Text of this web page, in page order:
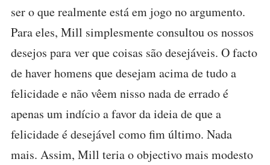
ser o que realmente está em jogo no argumento.
Para eles, Mill simplesmente consultou os nossos
desejos para ver que coisas são desejáveis. O facto
de haver homens que desejam acima de tudo a
felicidade e não vêem nisso nada de errado é
apenas um indício a favor da ideia de que a
felicidade é desejável como fim último. Nada
mais. Assim, Mill teria o objectivo mais modesto